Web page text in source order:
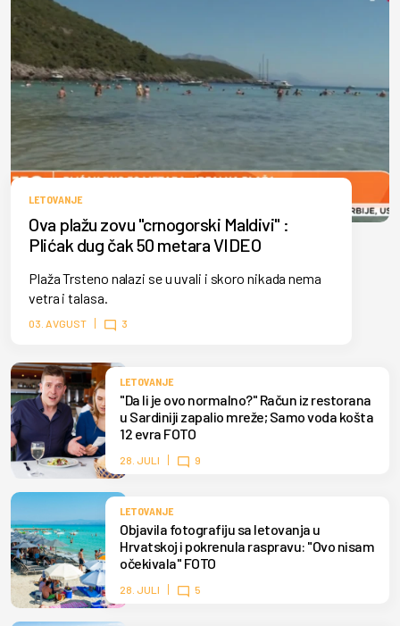
LETOVANJE
Ova plažu zovu "crnogorski Maldivi" :
Plićak dug čak 50 metara VIDEO
Plaža Trsteno nalazi se u uvali i skoro nikada nema
vetra i talasa.
03. AVGUST 3
LETOVANJE
"Da li je ovo normalno?" Račun iz restorana
u Sardiniji zapalio mreže; Samo voda košta
12 evra FOTO
28. JULI 9
LETOVANJE
Objavila fotografiju sa letovanja u
Hrvatskoj i pokrenula raspravu: "Ovo nisam
očekivala" FOTO
28. JULI 5